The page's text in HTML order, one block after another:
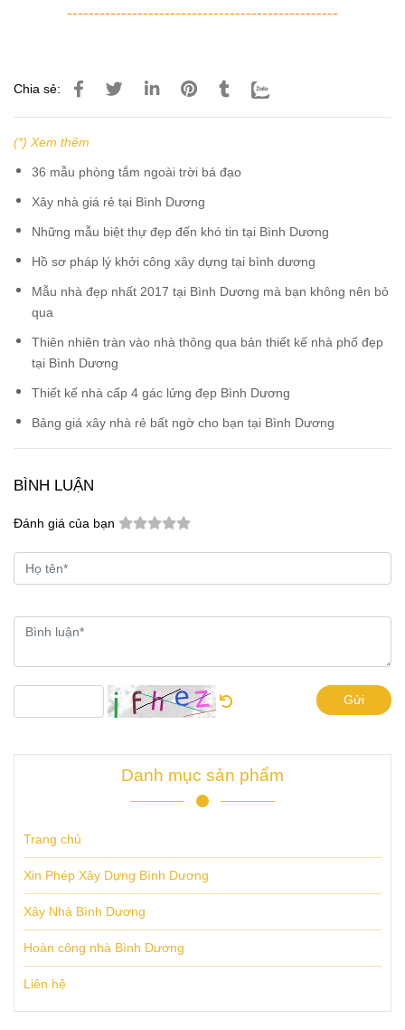
--------------------------------------------------
Chia sẻ:
(*) Xem thêm
36 mẫu phòng tắm ngoài trời bá đạo
Xây nhà giá rẻ tại Bình Dương
Những mẫu biệt thự đẹp đến khó tin tại Bình Dương
Hồ sơ pháp lý khởi công xây dựng tại bình dương
Mẫu nhà đẹp nhất 2017 tại Bình Dương mà bạn không nên bỏ
qua
Thiên nhiên tràn vào nhà thông qua bản thiết kế nhà phố đẹp
tại Bình Dương
Thiết kế nhà cấp 4 gác lửng đẹp Bình Dương
Bảng giá xây nhà rẻ bất ngờ cho bạn tại Bình Dương
BÌNH LUẬN
Đánh giá của bạn
Gửi
Danh mục sản phẩm
Trang chủ
Xin Phép Xây Dựng Bình Dương
Xây Nhà Bình Dương
Hoàn công nhà Bình Dương
Liên hệ